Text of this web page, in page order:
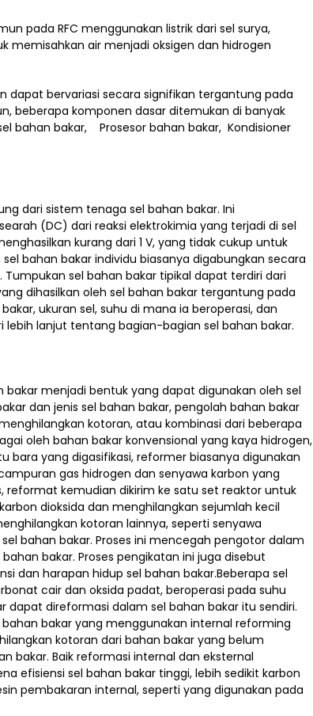
pada RFC menggunakan listrik dari sel surya,
memisahkan air menjadi oksigen dan hidrogen
dapat bervariasi secara signifikan tergantung pada
beberapa komponen dasar ditemukan di banyak
bakar, Prosesor bahan bakar, Kondisioner
dari sistem tenaga sel bahan bakar. Ini
(DC) dari reaksi elektrokimia yang terjadi di sel
kurang dari 1 V, yang tidak cukup untuk
bahan bakar individu biasanya digabungkan secara
sel bahan bakar tipikal dapat terdiri dari
dihasilkan oleh sel bahan bakar tergantung pada
ukuran sel, suhu di mana ia beroperasi, dan
lebih lanjut tentang bagian-bagian sel bahan bakar.
bakar menjadi bentuk yang dapat digunakan oleh sel
dan jenis sel bahan bakar, pengolah bahan bakar
kotoran, atau kombinasi dari beberapa
oleh bahan bakar konvensional yang kaya hidrogen,
bara yang digasifikasi, reformer biasanya digunakan
gas hidrogen dan senyawa karbon yang
reformat kemudian dikirim ke satu set reaktor untuk
dioksida dan menghilangkan sejumlah kecil
kotoran lainnya, seperti senyawa
bahan bakar. Proses ini mencegah pengotor dalam
bakar. Proses pengikatan ini juga disebut
dan harapan hidup sel bahan bakar.Beberapa sel
cair dan oksida padat, beroperasi pada suhu
dapat direformasi dalam sel bahan bakar itu sendiri.
bakar yang menggunakan internal reforming
kotoran dari bahan bakar yang belum
bakar. Baik reformasi internal dan eksternal
efisiensi sel bahan bakar tinggi, lebih sedikit karbon
pembakaran internal, seperti yang digunakan pada